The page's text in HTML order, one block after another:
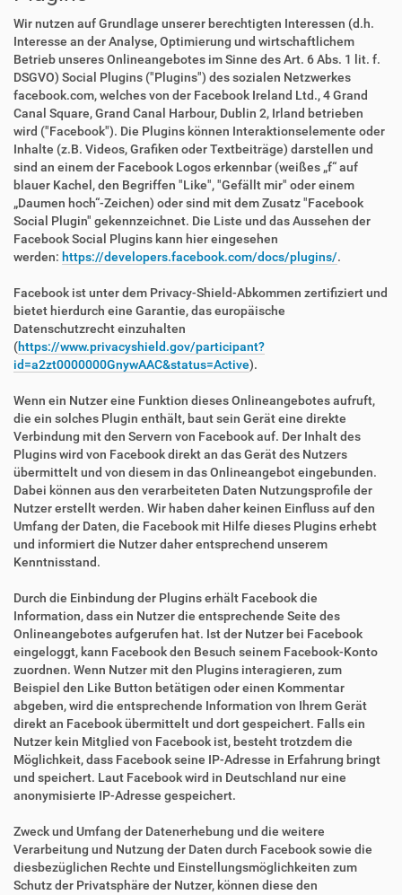
Wir nutzen auf Grundlage unserer berechtigten Interessen (d.h.
Interesse an der Analyse, Optimierung und wirtschaftlichem
Betrieb unseres Onlineangebotes im Sinne des Art. 6 Abs. 1 lit. f.
DSGVO) Social Plugins ("Plugins") des sozialen Netzwerkes
facebook.com, welches von der Facebook Ireland Ltd., 4 Grand
Canal Square, Grand Canal Harbour, Dublin 2, Irland betrieben
wird ("Facebook"). Die Plugins können Interaktionselemente oder
Inhalte (z.B. Videos, Grafiken oder Textbeiträge) darstellen und
sind an einem der Facebook Logos erkennbar (weißes „f“ auf
blauer Kachel, den Begriffen "Like", "Gefällt mir" oder einem
„Daumen hoch“-Zeichen) oder sind mit dem Zusatz "Facebook
Social Plugin" gekennzeichnet. Die Liste und das Aussehen der
Facebook Social Plugins kann hier eingesehen
werden: https://developers.facebook.com/docs/plugins/.
Facebook ist unter dem Privacy-Shield-Abkommen zertifiziert und
bietet hierdurch eine Garantie, das europäische
Datenschutzrecht einzuhalten
(https://www.privacyshield.gov/participant?
id=a2zt0000000GnywAAC&status=Active).
Wenn ein Nutzer eine Funktion dieses Onlineangebotes aufruft,
die ein solches Plugin enthält, baut sein Gerät eine direkte
Verbindung mit den Servern von Facebook auf. Der Inhalt des
Plugins wird von Facebook direkt an das Gerät des Nutzers
übermittelt und von diesem in das Onlineangebot eingebunden.
Dabei können aus den verarbeiteten Daten Nutzungsprofile der
Nutzer erstellt werden. Wir haben daher keinen Einfluss auf den
Umfang der Daten, die Facebook mit Hilfe dieses Plugins erhebt
und informiert die Nutzer daher entsprechend unserem
Kenntnisstand.
Durch die Einbindung der Plugins erhält Facebook die
Information, dass ein Nutzer die entsprechende Seite des
Onlineangebotes aufgerufen hat. Ist der Nutzer bei Facebook
eingeloggt, kann Facebook den Besuch seinem Facebook-Konto
zuordnen. Wenn Nutzer mit den Plugins interagieren, zum
Beispiel den Like Button betätigen oder einen Kommentar
abgeben, wird die entsprechende Information von Ihrem Gerät
direkt an Facebook übermittelt und dort gespeichert. Falls ein
Nutzer kein Mitglied von Facebook ist, besteht trotzdem die
Möglichkeit, dass Facebook seine IP-Adresse in Erfahrung bringt
und speichert. Laut Facebook wird in Deutschland nur eine
anonymisierte IP-Adresse gespeichert.
Zweck und Umfang der Datenerhebung und die weitere
Verarbeitung und Nutzung der Daten durch Facebook sowie die
diesbezüglichen Rechte und Einstellungsmöglichkeiten zum
Schutz der Privatsphäre der Nutzer, können diese den